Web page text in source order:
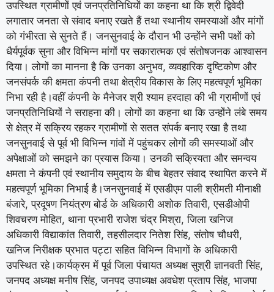
उपस्थित ग्रामीणों एवं जनप्रतिनिधियों का कहना था कि श्री द्विवेदी
लगातार जनता से संवाद बनाए रखते हैं तथा स्थानीय समस्याओं और मांगों
को गंभीरता से सुनते हैं। जनसुनवाई के दौरान भी उन्होंने सभी पक्षों को
धैर्यपूर्वक सुना और विभिन्न मांगों पर सकारात्मक एवं संतोषजनक आश्वासन
दिया। लोगों का मानना है कि उनका अनुभव, व्यवहारिक दृष्टिकोण और
जनसंपर्क की क्षमता कंपनी तथा क्षेत्रीय विकास के लिए महत्वपूर्ण भूमिका
निभा रही है।वहीं कंपनी के मैनेजर श्री श्याम हरदाहा की भी ग्रामीणों एवं
जनप्रतिनिधियों ने सराहना की। लोगों का कहना था कि उन्होंने लंबे समय
से क्षेत्र में सक्रिय रहकर ग्रामीणों से सतत संपर्क बनाए रखा है तथा
जनसुनवाई से पूर्व भी विभिन्न गांवों में पहुंचकर लोगों की समस्याओं और
अपेक्षाओं को समझने का प्रयास किया। उनकी सक्रियता और समन्वय
क्षमता ने कंपनी एवं स्थानीय समुदाय के बीच बेहतर संवाद स्थापित करने में
महत्वपूर्ण भूमिका निभाई है।जनसुनवाई में एसडीएम पाली श्रीमती मीनाक्षी
बंजारे, प्रदूषण नियंत्रण बोर्ड के अधिकारी अशोक तिवारी, एसडीओपी
शिवचरण मोहित, थाना प्रभारी राजेश चंद्र मिश्रा, जिला खनिज
अधिकारी विद्याकांत तिवारी, तहसीलदार नितेश सिंह, संतोष चौधरी,
खनिज निरीक्षक प्रभात पट्टा सहित विभिन्न विभागों के अधिकारी
उपस्थित रहे।कार्यक्रम में पूर्व जिला पंचायत अध्यक्ष सुश्री ज्ञानवती सिंह,
जनपद अध्यक्ष मनीष सिंह, जनपद उपाध्यक्ष अवधेश प्रताप सिंह, भाजपा